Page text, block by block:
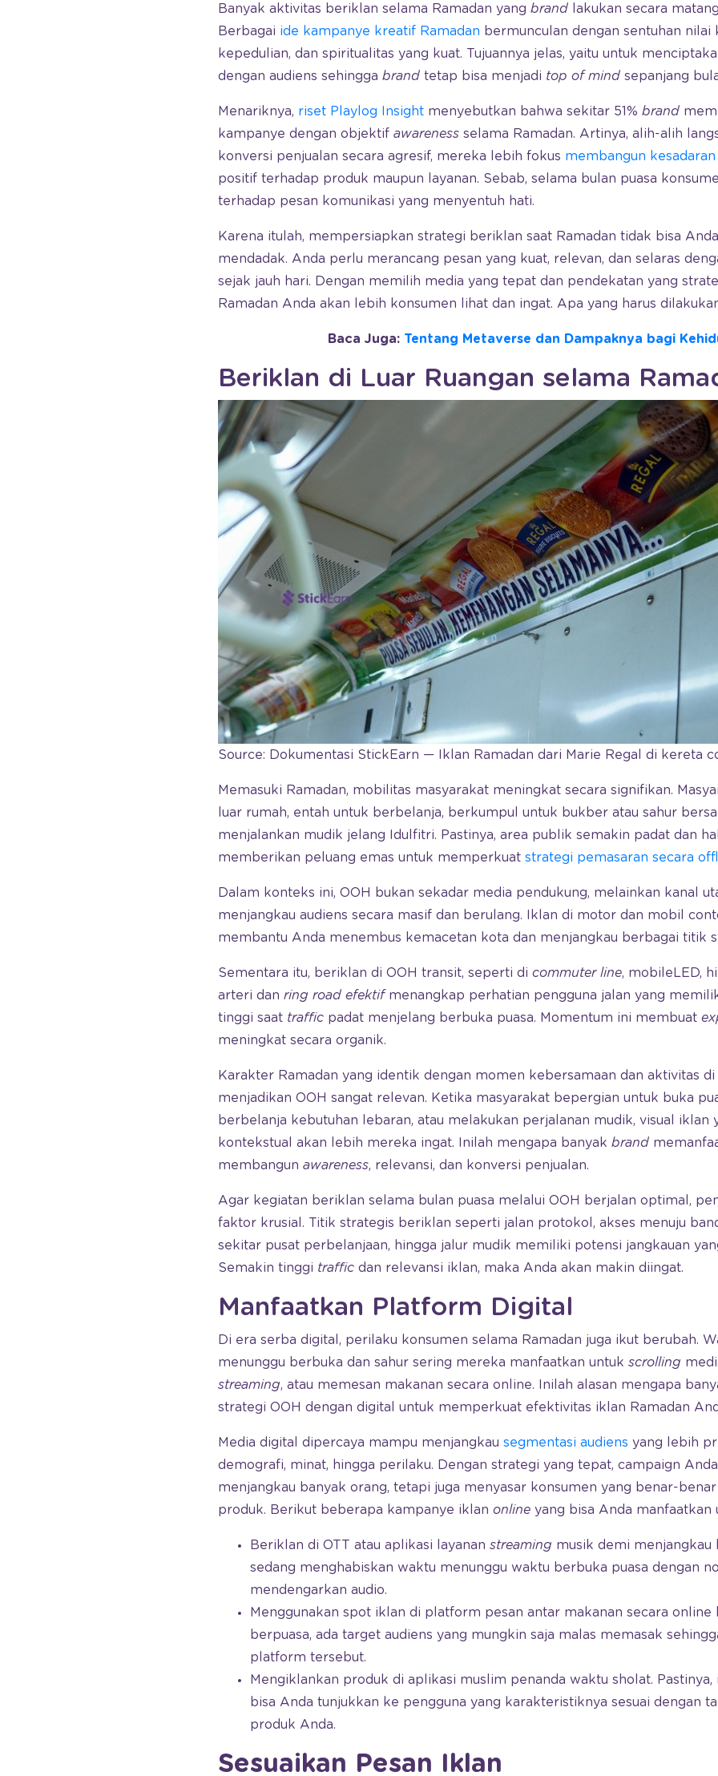
Banyak aktivitas beriklan selama Ramadan yang brand lakukan secara
Berbagai ide kampanye kreatif Ramadan bermunculan dengan sentuhan nilai
kepedulian, dan spiritualitas yang kuat. Tujuannya jelas, yaitu untuk
dengan audiens sehingga brand tetap bisa menjadi top of mind sepanjang
Menariknya, riset Playlog Insight menyebutkan bahwa sekitar 51% brand
kampanye dengan objektif awareness selama Ramadan. Artinya, alih-alih
konversi penjualan secara agresif, mereka lebih fokus membangun
positif terhadap produk maupun layanan. Sebab, selama bulan puasa
terhadap pesan komunikasi yang menyentuh hati.
Karena itulah, mempersiapkan strategi beriklan saat Ramadan tidak bisa
mendadak. Anda perlu merancang pesan yang kuat, relevan, dan selaras
sejak jauh hari. Dengan memilih media yang tepat dan pendekatan yang
Ramadan Anda akan lebih konsumen lihat dan ingat. Apa yang harus
Baca Juga: Tentang Metaverse dan Dampaknya bagi
Beriklan di Luar Ruangan selama
Source: Dokumentasi StickEarn — Iklan Ramadan dari Marie Regal di kereta
Memasuki Ramadan, mobilitas masyarakat meningkat secara signifikan.
luar rumah, entah untuk berbelanja, berkumpul untuk bukber atau sahur
menjalankan mudik jelang Idulfitri. Pastinya, area publik semakin padat dan
memberikan peluang emas untuk memperkuat strategi pemasaran secara
Dalam konteks ini, OOH bukan sekadar media pendukung, melainkan kanal
menjangkau audiens secara masif dan berulang. Iklan di motor dan mobil
membantu Anda menembus kemacetan kota dan menjangkau berbagai titik
Sementara itu, beriklan di OOH transit, seperti di commuter line, mobileLED,
arteri dan ring road efektifmenangkap perhatian pengguna jalan yang
tinggi saat traffic padat menjelang berbuka puasa. Momentum ini membuat
meningkat secara organik.
Karakter Ramadan yang identik dengan momen kebersamaan dan aktivitas
menjadikan OOH sangat relevan. Ketika masyarakat bepergian untuk buka
berbelanja kebutuhan lebaran, atau melakukan perjalanan mudik, visual iklan
kontekstual akan lebih mereka ingat. Inilah mengapa banyak brand
membangun awareness, relevansi, dan konversi penjualan.
Agar kegiatan beriklan selama bulan puasa melalui OOH berjalan optimal,
faktor krusial. Titik strategis beriklan seperti jalan protokol, akses menuju
sekitar pusat perbelanjaan, hingga jalur mudik memiliki potensi jangkauan
Semakin tinggi traffic dan relevansi iklan, maka Anda akan makin diingat.
Manfaatkan Platform Digital
Di era serba digital, perilaku konsumen selama Ramadan juga ikut berubah.
menunggu berbuka dan sahur sering mereka manfaatkan untuk scrolling
streaming, atau memesan makanan secara online. Inilah alasan mengapa
strategi OOH dengan digital untuk memperkuat efektivitas iklan Ramadan
Media digital dipercaya mampu menjangkau segmentasi audiens yang lebih
demografi, minat, hingga perilaku. Dengan strategi yang tepat, campaign
menjangkau banyak orang, tetapi juga menyasar konsumen yang benar-
produk. Berikut beberapa kampanye iklan online yang bisa Anda manfaatkan
Beriklan di OTT atau aplikasi layanan streaming musik demi menjangkau
sedang menghabiskan waktu menunggu waktu berbuka puasa dengan
mendengarkan audio.
Menggunakan spot iklan di platform pesan antar makanan secara online
berpuasa, ada target audiens yang mungkin saja malas memasak
platform tersebut.
Mengiklankan produk di aplikasi muslim penanda waktu sholat.
bisa Anda tunjukkan ke pengguna yang karakteristiknya sesuai dengan
produk Anda.
Sesuaikan Pesan Iklan